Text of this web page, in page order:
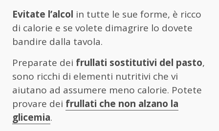
Evitate l’alcol in tutte le sue forme, è ricco
di calorie e se volete dimagrire lo dovete
bandire dalla tavola.
Preparate dei frullati sostitutivi del pasto,
sono ricchi di elementi nutritivi che vi
aiutano ad assumere meno calorie. Potete
provare dei frullati che non alzano la
glicemia.